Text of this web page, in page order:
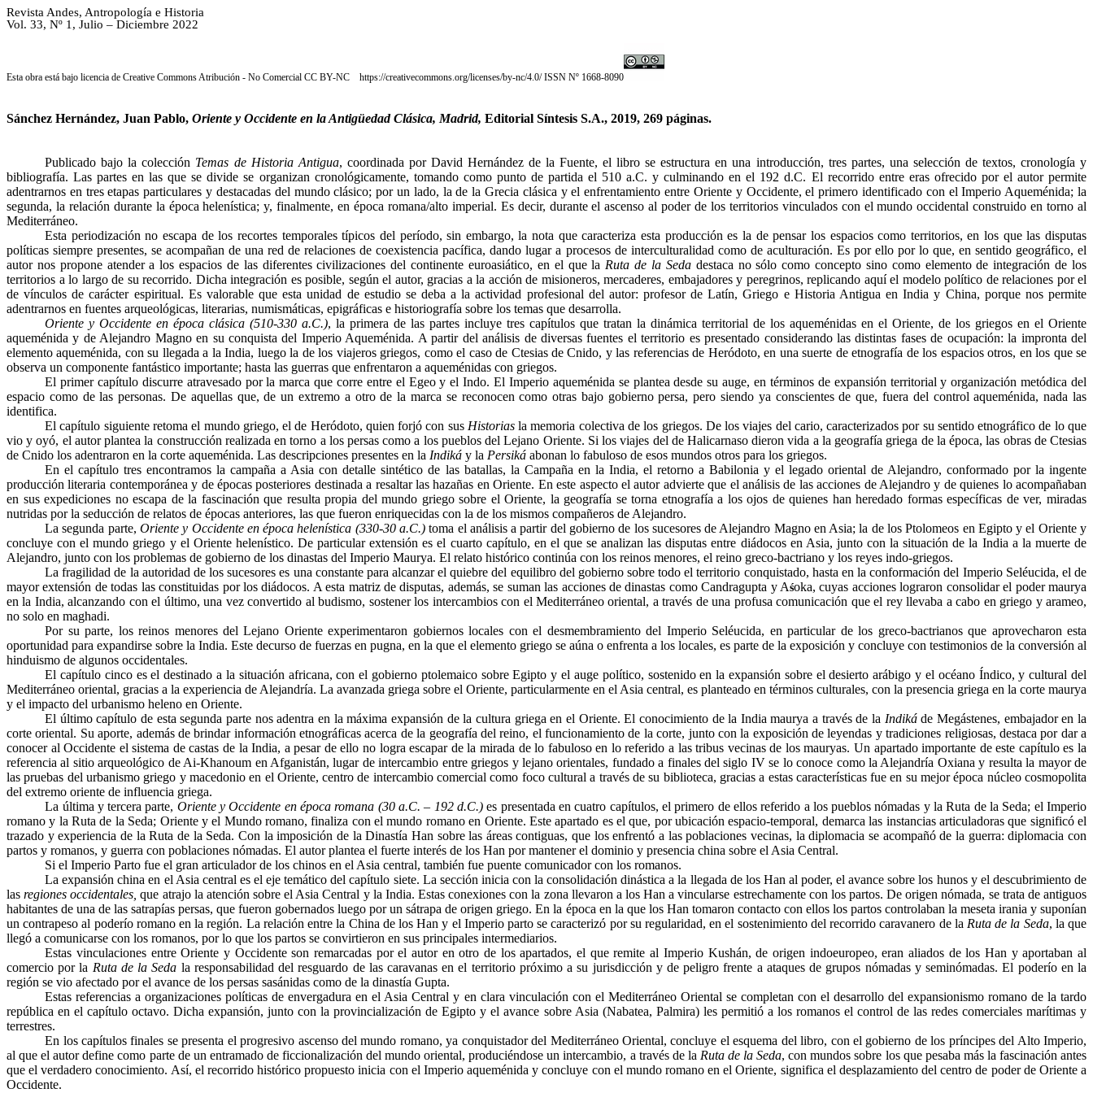
Revista Andes, Antropología e Historia
Vol. 33, Nº 1, Julio – Diciembre 2022
Esta obra está bajo licencia deCreative CommonsAtribución - No Comercial CC BY-NC https://creativecommons.org/licenses/by-nc/4.0/ ISSN Nº 1668-8090
Sánchez Hernández, Juan Pablo, Oriente y Occidente en la Antigüedad Clásica, Madrid, Editorial Síntesis S.A., 2019, 269 páginas.
Publicado bajo la colección Temas de Historia Antigua, coordinada por David Hernández de la Fuente, el libro se estructura en una introducción, tres partes, una selección de textos, cronología y
bibliografía. Las partes en las que se divide se organizan cronológicamente, tomando como punto de partida el 510 a.C. y culminando en el 192 d.C. El recorrido entre eras ofrecido por el autor permite
adentrarnos en tres etapas particulares y destacadas del mundo clásico; por un lado, la de la Grecia clásica y el enfrentamiento entre Oriente y Occidente, el primero identificado con el Imperio Aqueménida; la
segunda, la relación durante la época helenística; y, finalmente, en época romana/alto imperial. Es decir, durante el ascenso al poder de los territorios vinculados con el mundo occidental construido en torno al
Mediterráneo.
Esta periodización no escapa de los recortes temporales típicos del período, sin embargo, la nota que caracteriza esta producción es la de pensar los espacios como territorios, en los que las disputas
políticas siempre presentes, se acompañan de una red de relaciones de coexistencia pacífica, dando lugar a procesos de interculturalidad como de aculturación. Es por ello por lo que, en sentido geográfico, el
autor nos propone atender a los espacios de las diferentes civilizaciones del continente euroasiático, en el que la Ruta de la Sedadestaca no sólo como concepto sino como elemento de integración de los
territorios a lo largo de su recorrido. Dicha integración es posible, según el autor, gracias a la acción de misioneros, mercaderes, embajadores y peregrinos, replicando aquí el modelo político de relaciones por el
de vínculos de carácter espiritual. Es valorable que esta unidad de estudio se deba a la actividad profesional del autor: profesor de Latín, Griego e Historia Antigua en India y China, porque nos permite
adentrarnos en fuentes arqueológicas, literarias, numismáticas, epigráficas e historiografía sobre los temas que desarrolla.
Oriente y Occidente en época clásica (510-330 a.C.), la primera de las partes incluye tres capítulos que tratan la dinámica territorial de los aqueménidas en el Oriente, de los griegos en el Oriente
aqueménida y de Alejandro Magno en su conquista del Imperio Aqueménida. A partir del análisis de diversas fuentes el territorio es presentado considerando las distintas fases de ocupación: la impronta del
elemento aqueménida, con su llegada a la India, luego la de los viajeros griegos, como el caso de Ctesias de Cnido, y las referencias de Heródoto, en una suerte de etnografía de los espacios otros, en los que se
observa un componente fantástico importante; hasta las guerras que enfrentaron a aqueménidas con griegos.
El primer capítulo discurre atravesado por la marca que corre entre el Egeo y el Indo. El Imperio aqueménida se plantea desde su auge, en términos de expansión territorial y organización metódica del
espacio como de las personas. De aquellas que, de un extremo a otro de la marca se reconocen como otras bajo gobierno persa, pero siendo ya conscientes de que, fuera del control aqueménida, nada las
identifica.
El capítulo siguiente retoma el mundo griego, el de Heródoto, quien forjó con sus Historiasla memoria colectiva de los griegos. De los viajes del cario, caracterizados por su sentido etnográfico de lo que
vio y oyó, el autor plantea la construcción realizada en torno a los persas como a los pueblos del Lejano Oriente. Si los viajes del de Halicarnaso dieron vida a la geografía griega de la época, las obras de Ctesias
de Cnido los adentraron en la corte aqueménida. Las descripciones presentes en la Indiká y la Persiká abonan lo fabuloso de esos mundos otros para los griegos.
En el capítulo tres encontramos la campaña a Asia con detalle sintético de las batallas, la Campaña en la India, el retorno a Babilonia y el legado oriental de Alejandro, conformado por la ingente
producción literaria contemporánea y de épocas posteriores destinada a resaltar las hazañas en Oriente. En este aspecto el autor advierte que el análisis de las acciones de Alejandro y de quienes lo acompañaban
en sus expediciones no escapa de la fascinación que resulta propia del mundo griego sobre el Oriente, la geografía se torna etnografía a los ojos de quienes han heredado formas específicas de ver, miradas
nutridas por la seducción de relatos de épocas anteriores, las que fueron enriquecidas con la de los mismos compañeros de Alejandro.
La segunda parte,Oriente y Occidente en época helenística (330-30 a.C.) toma el análisis a partir del gobierno de los sucesores de Alejandro Magno en Asia; la de losPtolomeos en Egipto y el Oriente y
concluye con el mundo griego y el Oriente helenístico. De particular extensión es el cuarto capítulo, en el que se analizan las disputas entre diádocos en Asia, junto con la situación de la India a la muerte de
Alejandro, junto con los problemas de gobierno de los dinastas del Imperio Maurya. El relato histórico continúa con los reinos menores, el reino greco-bactriano y los reyes indo-griegos.
La fragilidad de la autoridad de los sucesores es una constante para alcanzar el quiebre del equilibro del gobierno sobre todo el territorio conquistado, hasta en la conformación del Imperio Seléucida, el de
mayor extensión de todas las constituidas por los diádocos. A esta matriz de disputas, además, se suman las acciones de dinastas comoCandragupta y Aśoka, cuyas acciones lograron consolidar el podermaurya
en la India, alcanzando con el último, una vez convertido al budismo, sostener los intercambios con el Mediterráneo oriental, a través de una profusa comunicación que el rey llevaba a cabo en griego y arameo,
no solo en maghadi.
Por su parte, los reinos menores del Lejano Oriente experimentaron gobiernos locales con el desmembramiento del Imperio Seléucida, en particular de los greco-bactrianos que aprovecharon esta
oportunidad para expandirse sobre la India. Este decurso de fuerzas en pugna, en la que el elemento griego se aúna o enfrenta a los locales, es parte de la exposición y concluye con testimonios de la conversión al
hinduismo de algunos occidentales.
El capítulo cinco es el destinado a la situación africana, con el gobierno ptolemaico sobre Egipto y el auge político, sostenido en la expansión sobre el desierto arábigo y el océano Índico, y cultural del
Mediterráneo oriental, gracias a la experiencia de Alejandría. La avanzada griega sobre el Oriente, particularmente en el Asia central, es planteado en términos culturales, con la presencia griega en la corte maurya
y el impacto del urbanismo heleno en Oriente.
El último capítulo de esta segunda parte nos adentra en la máxima expansión de la cultura griega en el Oriente. El conocimiento de la Indiamaurya a través de la Indiká deMegástenes, embajador en la
corte oriental. Su aporte, además de brindar información etnográficas acerca de la geografía del reino, el funcionamiento de la corte, junto con la exposición de leyendas y tradiciones religiosas, destaca por dar a
conocer al Occidente el sistema de castas de la India, a pesar de ello no logra escapar de la mirada de lo fabuloso en lo referido a las tribus vecinas de losmauryas. Un apartado importante de este capítulo es la
referencia al sitio arqueológico de Ai-Khanoum en Afganistán, lugar de intercambio entre griegos y lejano orientales, fundado a finales del siglo IV se lo conoce como la Alejandría Oxiana y resulta la mayor de
las pruebas del urbanismo griego y macedonio en el Oriente, centro de intercambio comercial como foco cultural a través de su biblioteca, gracias a estas características fue en su mejor época núcleo cosmopolita
del extremo oriente de influencia griega.
La última y tercera parte, Oriente y Occidente en época romana (30 a.C. – 192 d.C.) es presentada en cuatro capítulos, el primero de ellos referido a los pueblos nómadas y la Ruta de la Seda; el Imperio
romano y la Ruta de la Seda; Oriente y el Mundo romano, finaliza con el mundo romano en Oriente. Este apartado es el que, por ubicación espacio-temporal, demarca las instancias articuladoras que significó el
trazado y experiencia de la Ruta de la Seda. Con la imposición de la Dinastía Han sobre las áreas contiguas, que los enfrentó a las poblaciones vecinas, la diplomacia se acompañó de la guerra: diplomacia con
partos y romanos, y guerra con poblaciones nómadas. El autor plantea el fuerte interés de los Han por mantener el dominio y presencia china sobre el Asia Central.
Si el Imperio Parto fue el gran articulador de los chinos en el Asia central, también fue puente comunicador con los romanos.
La expansión china en el Asia central es el eje temático del capítulo siete. La sección inicia con la consolidación dinástica a la llegada de los Han al poder, el avance sobre los hunos y el descubrimiento de
lasregiones occidentales,que atrajo la atención sobre el Asia Central y la India. Estas conexiones con la zona llevaron a los Han a vincularse estrechamente con los partos. De origen nómada, se trata de antiguos
habitantes de una de las satrapías persas, que fueron gobernados luego por un sátrapa de origen griego. En la época en la que los Han tomaron contacto con ellos los partos controlaban la meseta irania y suponían
un contrapeso al poderío romano en la región. La relación entre la China de los Han y el Imperio parto se caracterizó por su regularidad, en el sostenimiento del recorrido caravanero de la Ruta de la Seda, la que
llegó a comunicarse con los romanos, por lo que los partos se convirtieron en sus principales intermediarios.
Estas vinculaciones entre Oriente y Occidente son remarcadas por el autor en otro de los apartados, el que remite al Imperio Kushán, de origen indoeuropeo, eran aliados de los Han y aportaban al
comercio por la Ruta de la Seda la responsabilidad del resguardo de las caravanas en el territorio próximo a su jurisdicción y de peligro frente a ataques de grupos nómadas y seminómadas. El poderío en la
región se vio afectado por el avance de los persas sasánidas como de la dinastía Gupta.
Estas referencias a organizaciones políticas de envergadura en el Asia Central y en clara vinculación con el Mediterráneo Oriental se completan con el desarrollo del expansionismo romano de la tardo
república en el capítulo octavo. Dicha expansión, junto con la provincialización de Egipto y el avance sobre Asia (Nabatea, Palmira) les permitió a los romanos el control de las redes comerciales marítimas y
terrestres.
En los capítulos finales se presenta el progresivo ascenso del mundo romano, ya conquistador del Mediterráneo Oriental, concluye el esquema del libro, con el gobierno de los príncipes del Alto Imperio,
al que el autor define como parte de un entramado de ficcionalización del mundo oriental, produciéndose un intercambio, a través de la Ruta de la Seda, con mundos sobre los que pesaba más la fascinación antes
que el verdadero conocimiento. Así, el recorrido histórico propuesto inicia con el Imperio aqueménida y concluye con el mundo romano en el Oriente, significa el desplazamiento del centro de poder de Oriente a
Occidente.